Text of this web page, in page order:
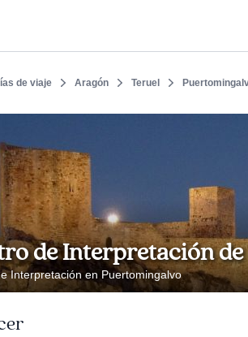
de viaje Aragón Teruel
de Interpretación
Interpretación en Puertomingalvo